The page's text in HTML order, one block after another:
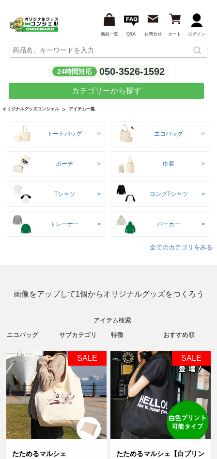
商品一覧 Q&A お問合せ カート ログイン
24時間対応 050-3526-1592
カテゴリーから探す
オリジナルグッズコンシェル アイテム一覧
トートバッグ エコバッグ
ポーチ 巾着
Tシャツ ロングTシャツ
トレーナー パーカー
全てのカテゴリをみる
画像をアップして1個からオリジナルグッズをつくろう
アイテム検索
SALE
たためるマルシェ
SALE
たためるマルシェ【白プリン